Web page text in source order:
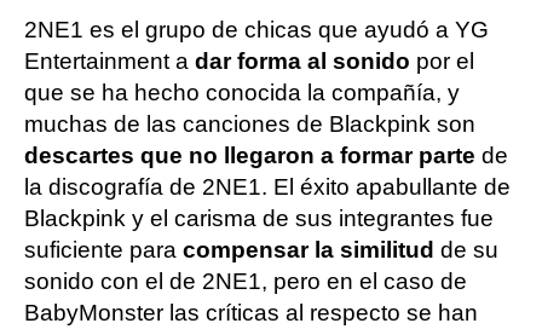
2NE1 es el grupo de chicas que ayudó a YG
Entertainment a dar forma al sonido por el
que se ha hecho conocida la compañía, y
muchas de las canciones de Blackpink son
descartes que no llegaron a formar parte de
la discografía de 2NE1. El éxito apabullante de
Blackpink y el carisma de sus integrantes fue
suficiente para compensar la similitud de su
sonido con el de 2NE1, pero en el caso de
BabyMonster las críticas al respecto se han